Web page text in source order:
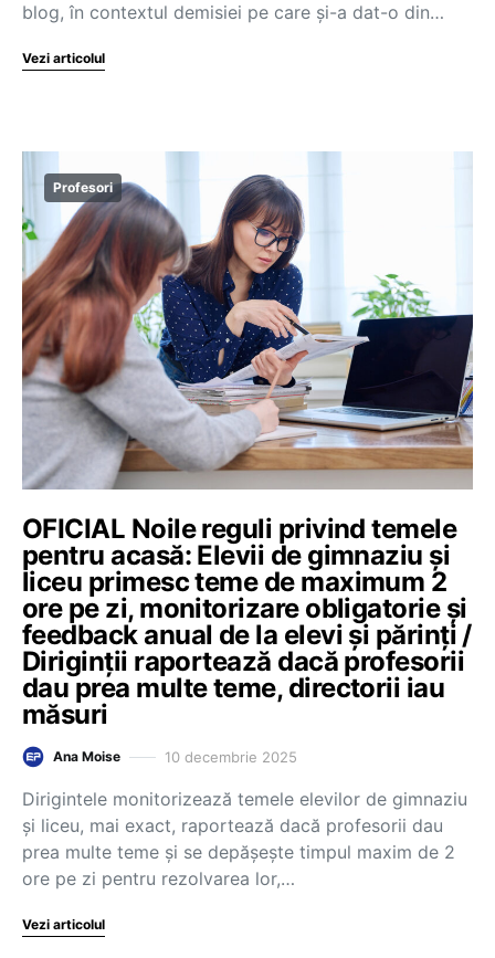
blog, în contextul demisiei pe care și-a dat-o din…
Vezi articolul
Profesori
OFICIAL Noile reguli privind temele
pentru acasă: Elevii de gimnaziu și
liceu primesc teme de maximum 2
ore pe zi, monitorizare obligatorie și
feedback anual de la elevi și părinți /
Diriginții raportează dacă profesorii
dau prea multe teme, directorii iau
măsuri
Ana Moise 10 decembrie 2025
Dirigintele monitorizează temele elevilor de gimnaziu
și liceu, mai exact, raportează dacă profesorii dau
prea multe teme și se depășește timpul maxim de 2
ore pe zi pentru rezolvarea lor,…
Vezi articolul